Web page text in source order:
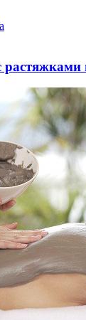
растяжками